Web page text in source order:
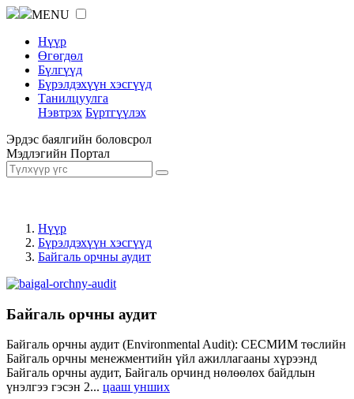
MENU
Нүүр
Өгөгдөл
Бүлгүүд
Бүрэлдэхүүн хэсгүүд
Танилцуулга
Нэвтрэх Бүртгүүлэх
Эрдэс баялгийн боловсрол
Мэдлэгийн Портал
Нүүр
Бүрэлдэхүүн хэсгүүд
Байгаль орчны аудит
Байгаль орчны аудит
Байгаль орчны аудит (Environmental Audit): СЕСМИМ төслийн
Байгаль орчны менежментийн үйл ажиллагааны хүрээнд
Байгаль орчны аудит, Байгаль орчинд нөлөөлөх байдлын
үнэлгээ гэсэн 2... цааш унших